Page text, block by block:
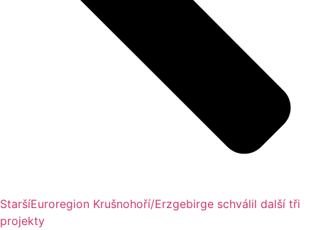
StaršíEuroregion Krušnohoří/Erzgebirge schválil další tři
projekty